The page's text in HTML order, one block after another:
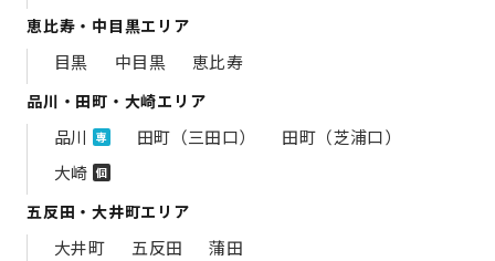
恵比寿・中目黒エリア
目黒 中目黒 恵比寿
品川・田町・大崎エリア
品川 専 田町（三田口）
田町（芝浦口）
大崎 個
五反田・大井町エリア
大井町 五反田 蒲田